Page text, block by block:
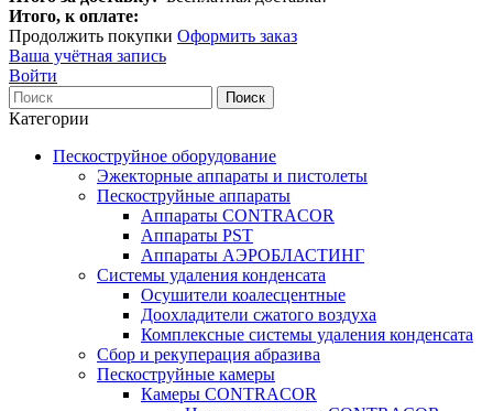
Итого, к оплате:
Продолжить покупки Оформить заказ
Ваша учётная запись
Войти
Поиск
Категории
Пескоструйное оборудование
Эжекторные аппараты и пистолеты
Пескоструйные аппараты
Аппараты CONTRACOR
Аппараты PST
Аппараты АЭРОБЛАСТИНГ
Системы удаления конденсата
Осушители коалесцентные
Доохладители сжатого воздуха
Комплексные системы удаления конденсата
Сбор и рекуперация абразива
Пескоструйные камеры
Камеры CONTRACOR